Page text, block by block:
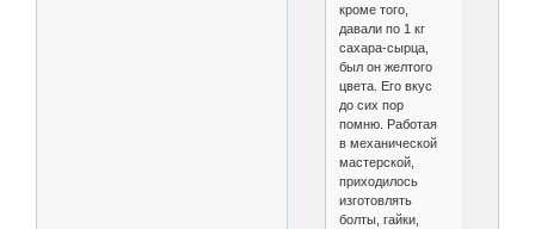
кроме того,
давали по 1 кг
сахара-сырца,
был он желтого
цвета. Его вкус
до сих пор
помню. Работая
в механической
мастерской,
приходилось
изготовлять
болты, гайки,